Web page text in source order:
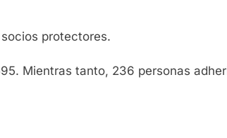
protectores.
Mientras tanto, 236 personas